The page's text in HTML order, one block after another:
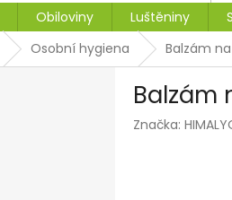
Obiloviny Luštěniny
Osobní hygiena Balzám na
Balzám
Značka: